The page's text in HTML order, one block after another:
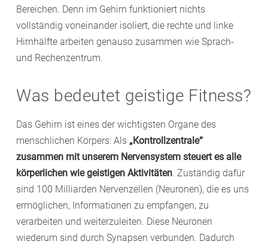
Bereichen. Denn im Gehirn funktioniert nichts
vollständig voneinander isoliert, die rechte und linke
Hirnhälfte arbeiten genauso zusammen wie Sprach-
und Rechenzentrum.
Was bedeutet geistige Fitness?
Das Gehirn ist eines der wichtigsten Organe des
menschlichen Körpers: Als „Kontrollzentrale“
zusammen mit unserem Nervensystem steuert es alle
körperlichen wie geistigen Aktivitäten. Zuständig dafür
sind 100 Milliarden Nervenzellen (Neuronen), die es uns
ermöglichen, Informationen zu empfangen, zu
verarbeiten und weiterzuleiten. Diese Neuronen
wiederum sind durch Synapsen verbunden. Dadurch